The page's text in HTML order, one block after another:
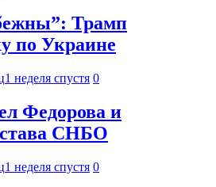
Трамп
по Украине
1 неделя спустя 0
Федорова и
СНБО
1 неделя спустя 0